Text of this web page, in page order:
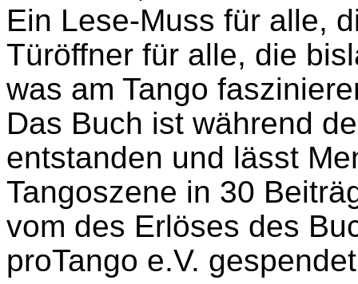
Ein Lese-Muss für alle,
Türöffner für alle, die
was am Tango
Das Buch ist während
entstanden und lässt
Tangoszene in 30
vom des Erlöses des
proTango e.V.